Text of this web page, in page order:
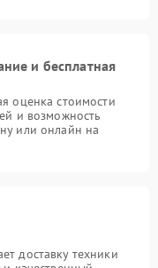
и бесплатная
оценка стоимости
и возможность
или онлайн на
доставку техники